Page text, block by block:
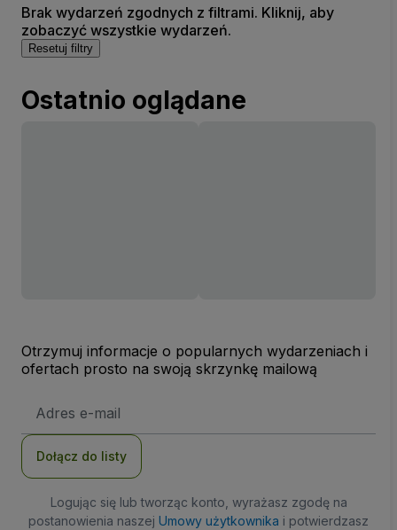
Brak wydarzeń zgodnych z filtrami. Kliknij, aby
zobaczyć wszystkie wydarzeń.
Resetuj filtry
Ostatnio oglądane
Otrzymuj informacje o popularnych wydarzeniach i
ofertach prosto na swoją skrzynkę mailową
e-
Dołącz do listy
Logując się lub tworząc konto, wyrażasz zgodę na
postanowienia naszej Umowy użytkownika i potwierdzasz